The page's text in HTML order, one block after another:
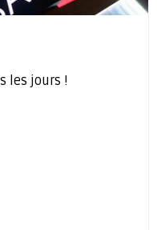
les jours !